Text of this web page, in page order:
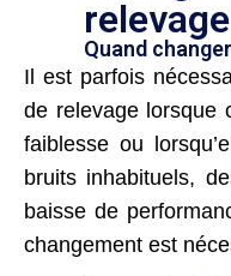
Quand
Il est parfois
de relevage lorsque
faiblesse ou
bruits inhabituels,
baisse de
changement est